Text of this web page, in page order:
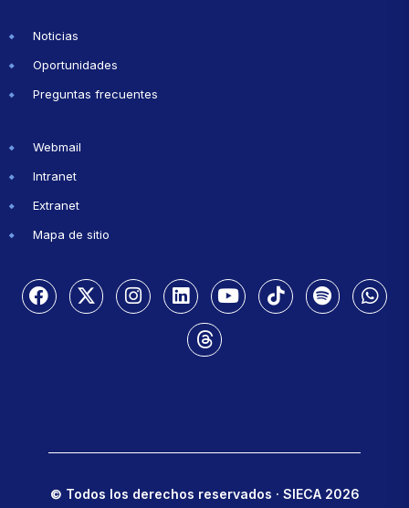
Noticias
Oportunidades
Preguntas frecuentes
Webmail
Intranet
Extranet
Mapa de sitio
© Todos los derechos reservados · SIECA 2026